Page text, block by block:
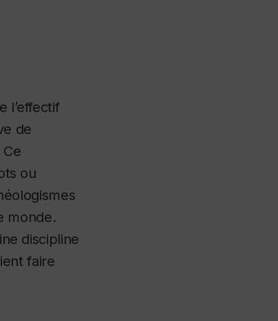
l’effectif
de
ou
monde.
discipline
faire